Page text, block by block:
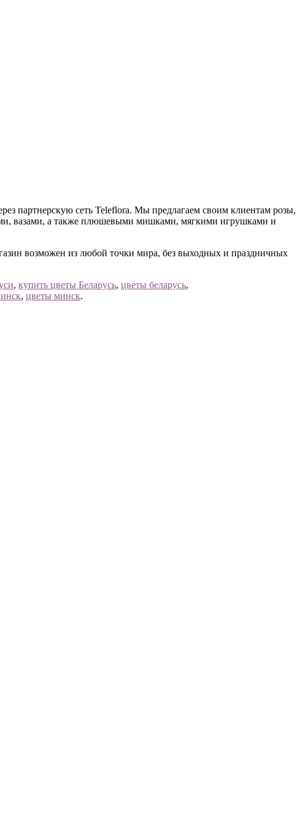
партнерскую сеть Teleflora. Мы предлагаем своим клиентам розы,
вазами, а также плюшевыми мишками, мягкими игрушками и
возможен из любой точки мира, без выходных и праздничных
, купить цветы Беларусь, цветы беларусь,
, цветы минск.